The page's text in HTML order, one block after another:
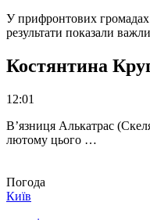
У прифронтових громадах
результати показали
Костянтина
12:01
В’язниця Алькатрас
лютому цього …
Погода
Київ